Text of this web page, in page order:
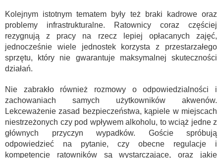
Kolejnym istotnym tematem były też braki kadrowe oraz
problemy infrastrukturalne. Ratownicy coraz częściej
rezygnują z pracy na rzecz lepiej opłacanych zajęć,
jednocześnie wiele jednostek korzysta z przestarzałego
sprzętu, który nie gwarantuje maksymalnej skuteczności
działań.
Nie zabrakło również rozmowy o odpowiedzialności i
zachowaniach samych użytkowników akwenów.
Lekceważenie zasad bezpieczeństwa, kąpiele w miejscach
niestrzeżonych czy pod wpływem alkoholu, to wciąż jedne z
głównych przyczyn wypadków. Goście spróbują
odpowiedzieć na pytanie, czy obecne regulacje i
kompetencje ratowników są wystarczające, oraz jakie